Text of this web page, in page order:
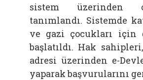
sistem üzerinden
tanımlandı. Sistemde
ve gazi çocukları için
başlatıldı. Hak sahipleri,
adresi üzerinden e-
yaparak başvurularını